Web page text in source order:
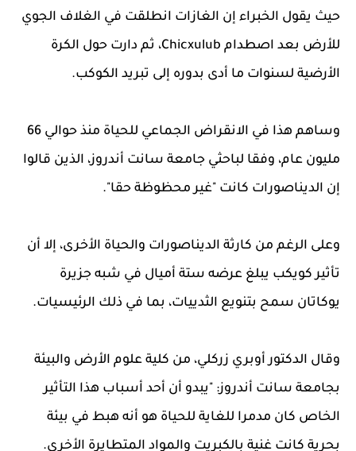
حيث يقول الخبراء إن الغازات انطلقت في الغلاف الجوي
للأرض بعد اصطدام Chicxulub، ثم دارت حول الكرة
الأرضية لسنوات ما أدى بدوره إلى تبريد الكوكب.
وساهم هذا في الانقراض الجماعي للحياة منذ حوالي 66
مليون عام، وفقا لباحثي جامعة سانت أندروز، الذين قالوا
إن الديناصورات كانت "غير محظوظة حقا".
وعلى الرغم من كارثة الديناصورات والحياة الأخرى، إلا أن
تأثير كويكب يبلغ عرضه ستة أميال في شبه جزيرة
يوكاتان سمح بتنويع الثدييات، بما في ذلك الرئيسيات.
وقال الدكتور أوبري زركلي، من كلية علوم الأرض والبيئة
بجامعة سانت أندروز: "يبدو أن أحد أسباب هذا التأثير
الخاص كان مدمرا للغاية للحياة هو أنه هبط في بيئة
بحرية كانت غنية بالكبريت والمواد المتطايرة الأخرى.